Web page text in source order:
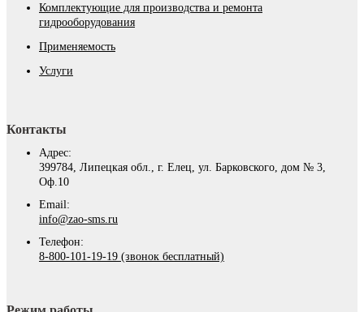
Комплектующие для производства и ремонта
гидрооборудования
Применяемость
Услуги
Контакты
Адрес:
399784, Липецкая обл., г. Елец, ул. Барковского, дом № 3,
Оф.10
Email:
info@zao-sms.ru
Телефон:
8-800-101-19-19 (звонок бесплатный)